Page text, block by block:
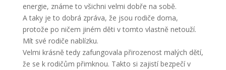
energie, známe to všichni velmi dobře na sobě.
A taky je to dobrá zpráva, že jsou rodiče doma,
protože po ničem jiném děti v tomto vlastně netouží.
Mít své rodiče nablízku.
Velmi krásně tedy zafungovala přirozenost malých dětí,
že se k rodičům přimknou. Takto si zajistí bezpečí v